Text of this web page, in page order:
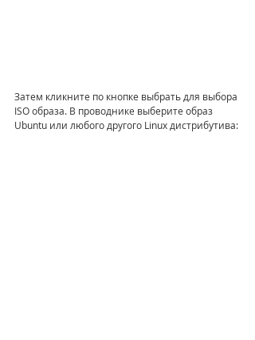
Затем кликните по кнопке выбрать для выбора
ISO образа. В проводнике выберите образ
Ubuntu или любого другого Linux дистрибутива: